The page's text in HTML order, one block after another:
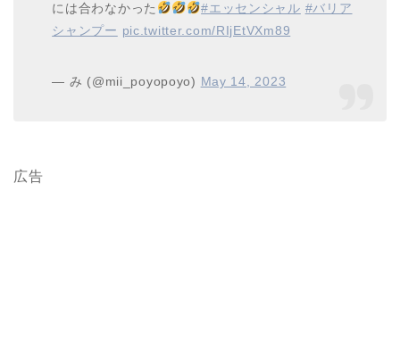
には合わなかった
#エッセンシャル #バリア
シャンプー pic.twitter.com/RIjEtVXm89
— み (@mii_poyopoyo) May 14, 2023
広告